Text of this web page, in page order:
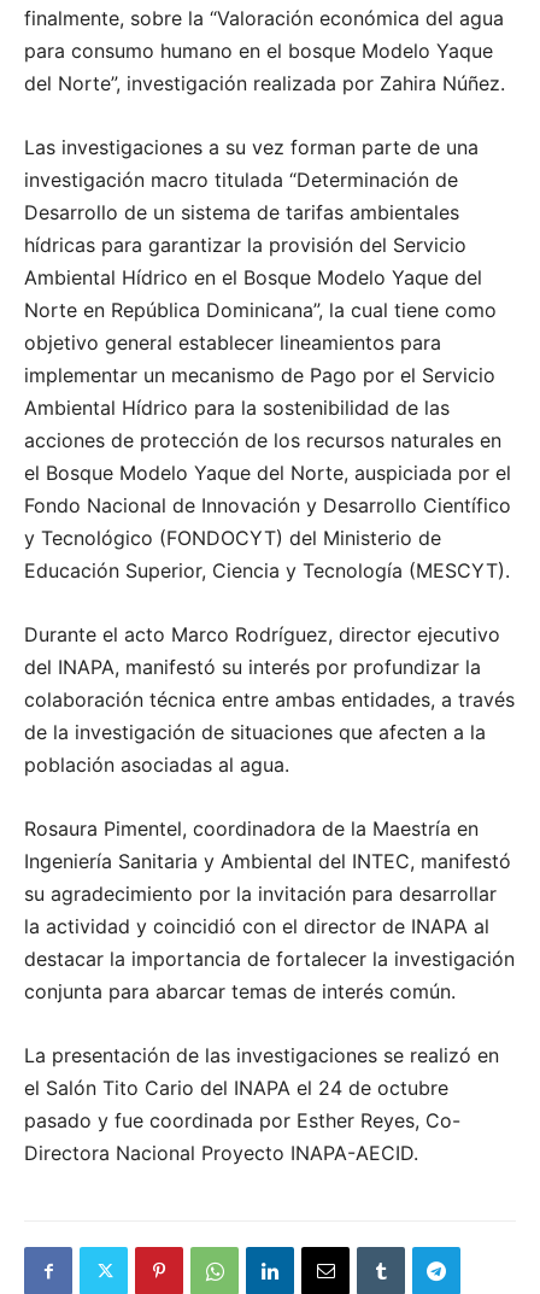
finalmente, sobre la “Valoración económica del agua
para consumo humano en el bosque Modelo Yaque
del Norte”, investigación realizada por Zahira Núñez.
Las investigaciones a su vez forman parte de una
investigación macro titulada “Determinación de
Desarrollo de un sistema de tarifas ambientales
hídricas para garantizar la provisión del Servicio
Ambiental Hídrico en el Bosque Modelo Yaque del
Norte en República Dominicana”, la cual tiene como
objetivo general establecer lineamientos para
implementar un mecanismo de Pago por el Servicio
Ambiental Hídrico para la sostenibilidad de las
acciones de protección de los recursos naturales en
el Bosque Modelo Yaque del Norte, auspiciada por el
Fondo Nacional de Innovación y Desarrollo Científico
y Tecnológico (FONDOCYT) del Ministerio de
Educación Superior, Ciencia y Tecnología (MESCYT).
Durante el acto Marco Rodríguez, director ejecutivo
del INAPA, manifestó su interés por profundizar la
colaboración técnica entre ambas entidades, a través
de la investigación de situaciones que afecten a la
población asociadas al agua.
Rosaura Pimentel, coordinadora de la Maestría en
Ingeniería Sanitaria y Ambiental del INTEC, manifestó
su agradecimiento por la invitación para desarrollar
la actividad y coincidió con el director de INAPA al
destacar la importancia de fortalecer la investigación
conjunta para abarcar temas de interés común.
La presentación de las investigaciones se realizó en
el Salón Tito Cario del INAPA el 24 de octubre
pasado y fue coordinada por Esther Reyes, Co-
Directora Nacional Proyecto INAPA-AECID.